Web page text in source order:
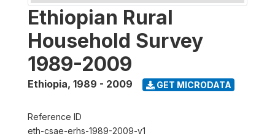
Ethiopian Rural
Household Survey
1989-2009
Ethiopia, 1989 - 2009 GET MICRODATA
Reference ID
eth-csae-erhs-1989-2009-v1